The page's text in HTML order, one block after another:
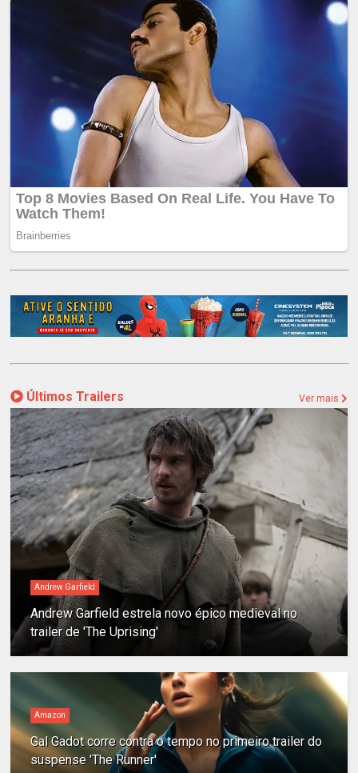
Últimos Trailers Ver mais
Andrew Garfield
Andrew Garfield estrela novo épico medieval no
trailer de 'The Uprising'
Amazon
Gal Gadot corre contra o tempo no primeiro trailer do
suspense 'The Runner'